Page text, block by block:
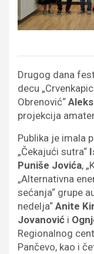
Drugog dana
decu
Obrenović“
projekcija
Publika je imala
„Čekajući sutra“
Puniše Jovića,
„Alternativna
sećanja“ grupe
nedelja“ Anite
Jovanović i
Regionalnog
Pančevo, kao i